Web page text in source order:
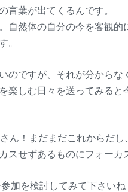
言葉が出てくるんです。
自然体の自分の今を客観的
。
のですが、それが分からな
楽しむ日々を送ってみると
ん！まだまだこれからだ
スせずあるものにフォーカ
加を検討してみて下さいね